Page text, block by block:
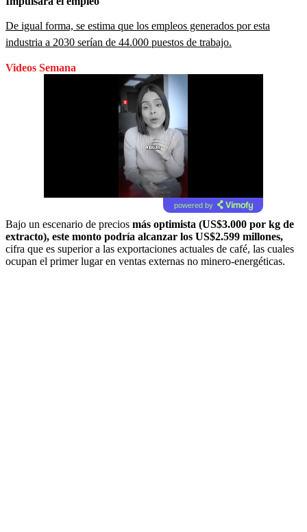
De igual forma, se estima que los empleos generados por esta
industria a 2030 serían de 44.000 puestos de trabajo.
Videos Semana
powered by
Bajo un escenario de precios más optimista (US$3.000 por kg de
extracto), este monto podría alcanzar los US$2.599 millones,
cifra que es superior a las exportaciones actuales de café, las cuales
ocupan el primer lugar en ventas externas no minero-energéticas.